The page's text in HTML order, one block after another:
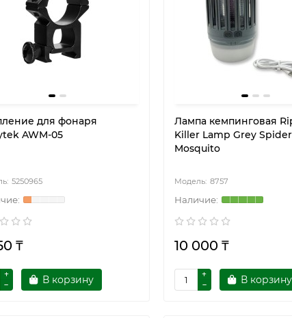
для фонаря
AWM-05
5250965
₸
В корзину
Лампа кемпинговая
Killer Lamp Grey Spider
Mosquito
8757
10 000 ₸
В корзину